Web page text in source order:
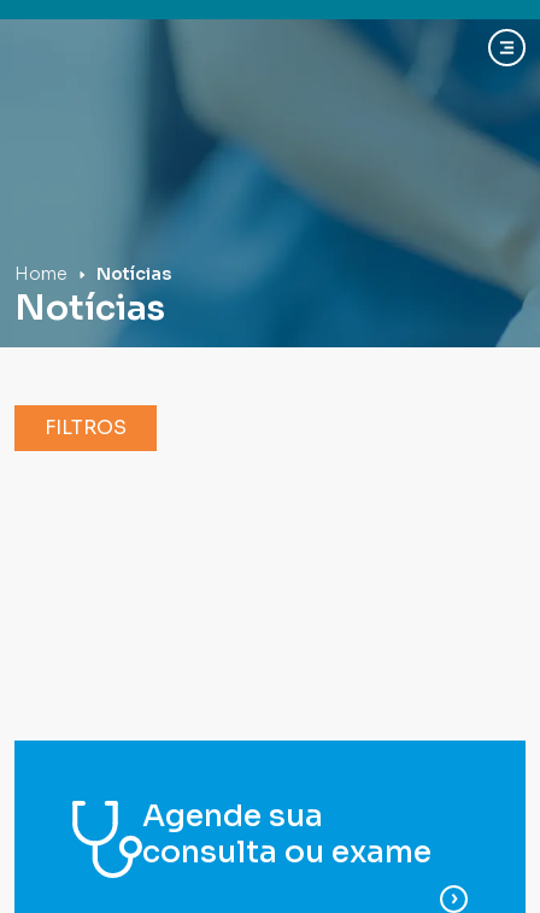
Home Notícias
Notícias
FILTROS
Agende sua
consulta ou exame
para